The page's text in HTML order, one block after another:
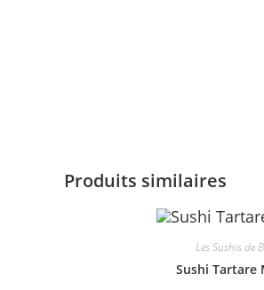
Produits similaires
Les Sushis de
Sushi Tartare